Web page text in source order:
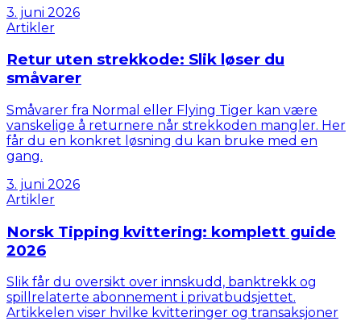
3. juni 2026
Artikler
Retur uten strekkode: Slik løser du
småvarer
Småvarer fra Normal eller Flying Tiger kan være
vanskelige å returnere når strekkoden mangler. Her
får du en konkret løsning du kan bruke med en
gang.
3. juni 2026
Artikler
Norsk Tipping kvittering: komplett guide
2026
Slik får du oversikt over innskudd, banktrekk og
spillrelaterte abonnement i privatbudsjettet.
Artikkelen viser hvilke kvitteringer og transaksjoner